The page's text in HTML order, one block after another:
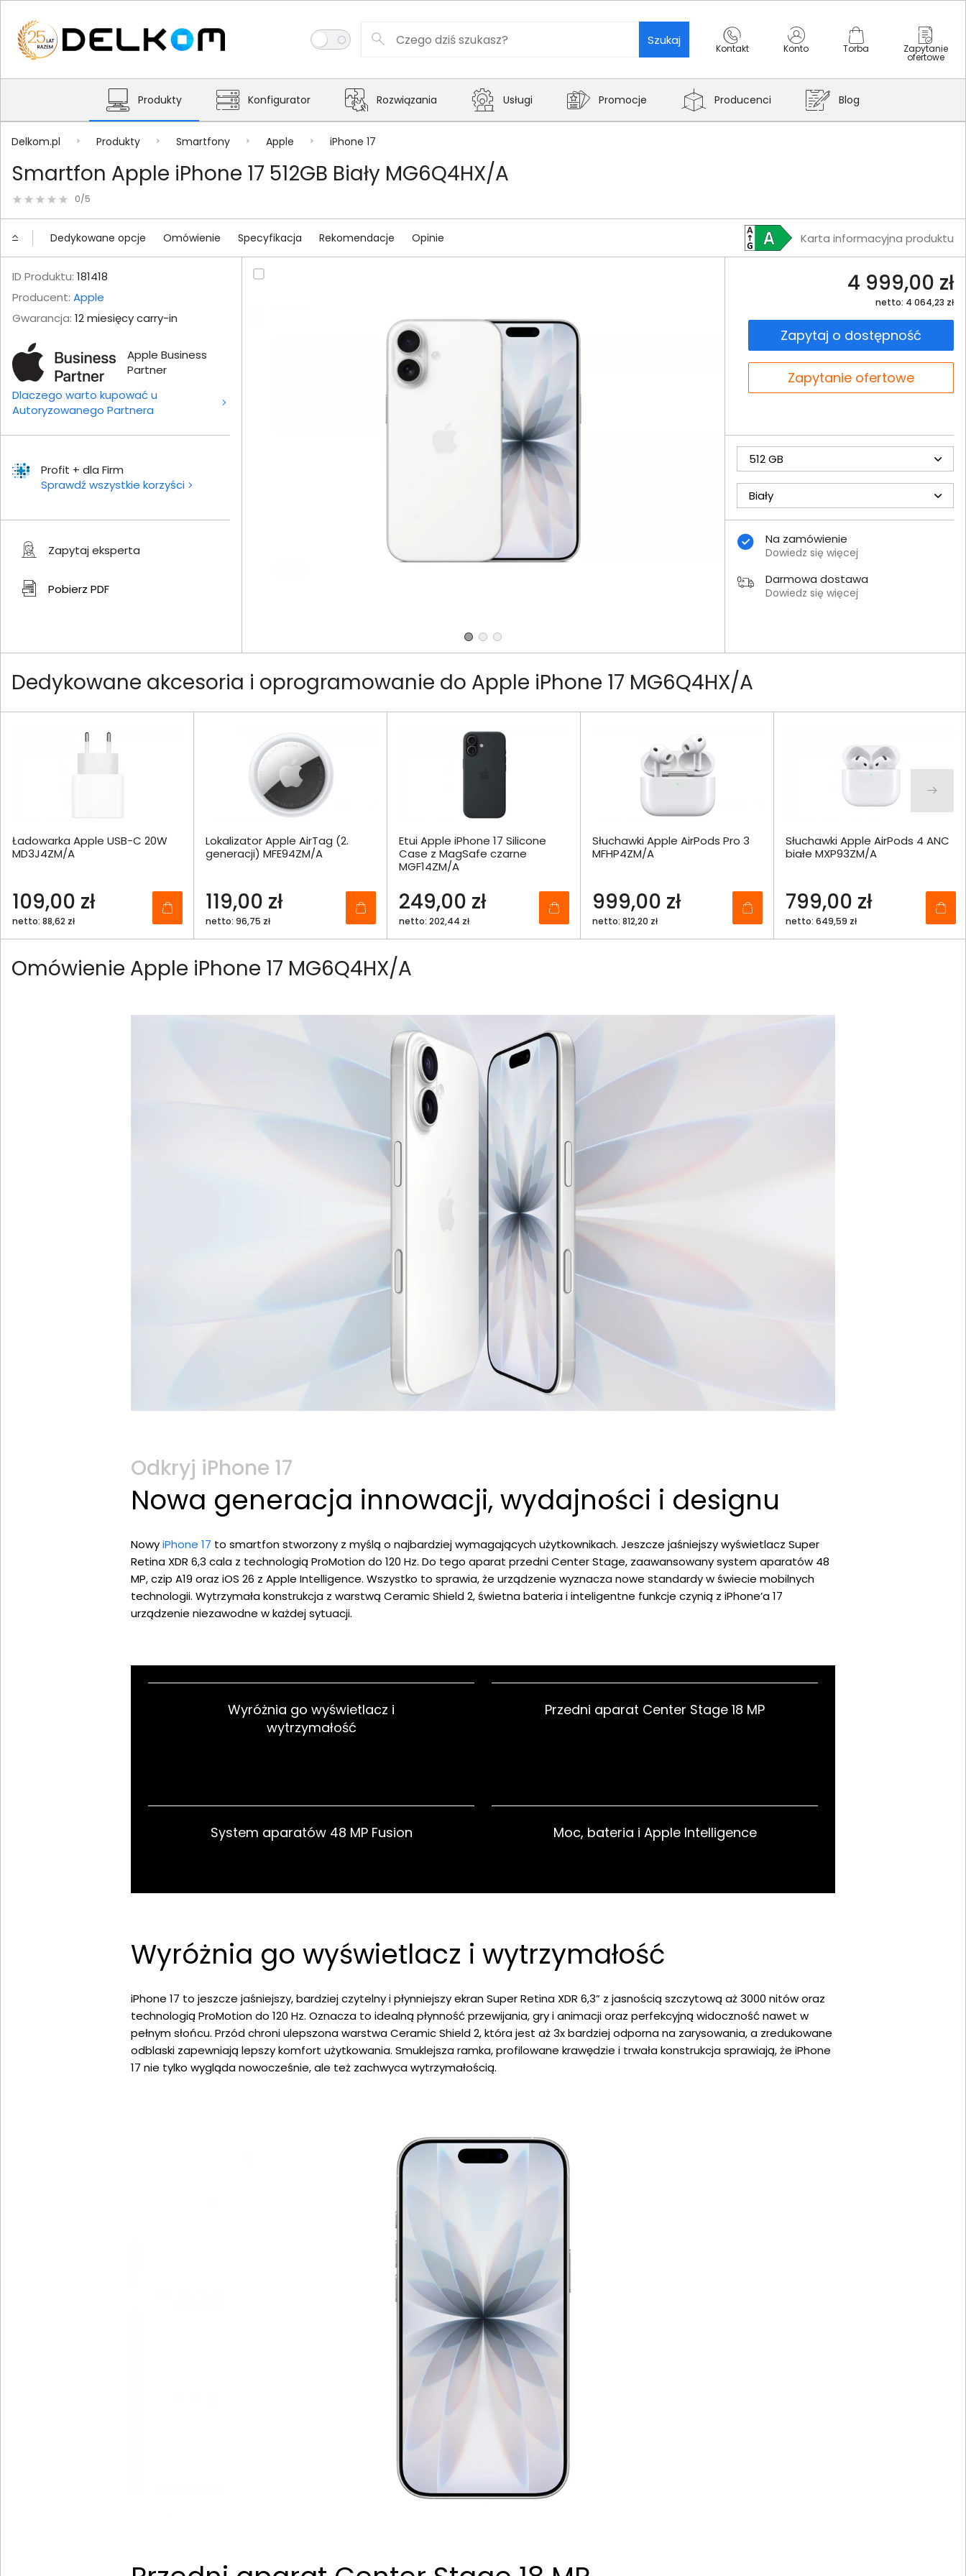
Szukaj
Kontakt Konto Torba Zapytanie
ofertowe
Produkty Konfigurator Rozwiązania Usługi Promocje Producenci Blog
Delkom.pl Produkty Smartfony Apple iPhone 17
Smartfon Apple iPhone 17 512GB Biały MG6Q4HX/A
0/5
Dedykowane opcje Omówienie Specyfikacja Rekomendacje Opinie Karta informacyjna produktu
ID Produktu: 181418
Producent: Apple
Gwarancja: 12 miesięcy carry-in
Apple Business
Partner
Dlaczego warto kupować u
Autoryzowanego Partnera
Profit + dla Firm
Sprawdź wszystkie korzyści
Zapytaj eksperta
Pobierz PDF
4 999,00 zł
netto: 4 064,23 zł
Zapytaj o dostępność
Zapytanie ofertowe
512 GB
Biały
Na zamówienie
Dowiedz się więcej
Darmowa dostawa
Dowiedz się więcej
Dedykowane akcesoria i oprogramowanie do Apple iPhone 17 MG6Q4HX/A
Ładowarka Apple USB-C 20W
MD3J4ZM/A
109,00 zł
netto: 88,62 zł
Lokalizator Apple AirTag (2.
generacji) MFE94ZM/A
119,00 zł
netto: 96,75 zł
Etui Apple iPhone 17 Silicone
Case z MagSafe czarne
MGF14ZM/A
249,00 zł
netto: 202,44 zł
Słuchawki Apple AirPods Pro 3
MFHP4ZM/A
999,00 zł
netto: 812,20 zł
Słuchawki Apple AirPods 4 ANC
białe MXP93ZM/A
799,00 zł
netto: 649,59 zł
Omówienie Apple iPhone 17 MG6Q4HX/A
Odkryj iPhone 17
Nowa generacja innowacji, wydajności i designu
NowyiPhone 17 to smartfon stworzony z myślą o najbardziej wymagających użytkownikach. Jeszcze jaśniejszy wyświetlacz Super
Retina XDR 6,3 cala z technologią ProMotion do 120 Hz. Do tego aparat przedni Center Stage, zaawansowany system aparatów 48
MP, czip A19 oraz iOS 26 z Apple Intelligence. Wszystko to sprawia, że urządzenie wyznacza nowe standardy w świecie mobilnych
technologii. Wytrzymała konstrukcja z warstwą Ceramic Shield 2, świetna bateria i inteligentne funkcje czynią z iPhone’a 17
urządzenie niezawodne w każdej sytuacji.
Wyróżnia go wyświetlacz i
wytrzymałość
Przedni aparat Center Stage 18 MP
System aparatów 48 MP Fusion Moc, bateria i Apple Intelligence
Wyróżnia go wyświetlacz i wytrzymałość
iPhone 17 to jeszcze jaśniejszy, bardziej czytelny i płynniejszy ekran Super Retina XDR 6,3” z jasnością szczytową aż 3000 nitów oraz
technologią ProMotion do 120 Hz. Oznacza to idealną płynność przewijania, gry i animacji oraz perfekcyjną widoczność nawet w
pełnym słońcu. Przód chroni ulepszona warstwa Ceramic Shield 2, która jest aż 3x bardziej odporna na zarysowania, a zredukowane
odblaski zapewniają lepszy komfort użytkowania. Smuklejsza ramka, profilowane krawędzie i trwała konstrukcja sprawiają, że iPhone
17 nie tylko wygląda nowocześnie, ale też zachwyca wytrzymałością.